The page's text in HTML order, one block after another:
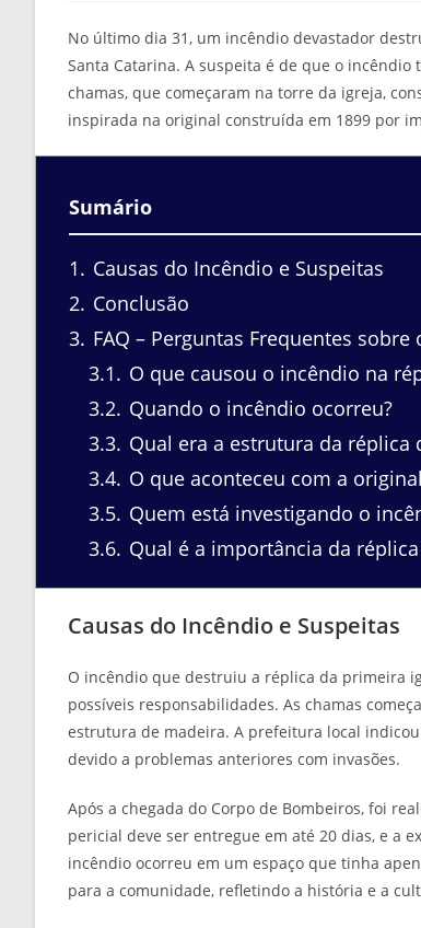
post:
No último dia 31, um incêndio devastador
Santa Catarina. A suspeita é de que o
chamas, que começaram na torre da igreja,
inspirada na original construída em 1899 por
Sumário
1
Causas do Incêndio e Suspeitas
2 Conclusão
3 FAQ – Perguntas Frequentes
3.1
O que causou o incêndio na
3.2 Quando o incêndio ocorreu?
3.3 Qual era a estrutura da réplica
3.4 O que aconteceu com a
3.5 Quem está investigando o
3.6 Qual é a importância da
Causas do Incêndio e Suspeitas
O incêndio que destruiu a réplica da primeira
possíveis responsabilidades. As chamas
estrutura de madeira. A prefeitura local
devido a problemas anteriores com invasões.
Após a chegada do Corpo de Bombeiros, foi
pericial deve ser entregue em até 20 dias, e a
incêndio ocorreu em um espaço que tinha
para a comunidade, refletindo a história e a